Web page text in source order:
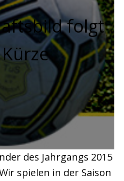
folgt
des Jahrgangs 2015
spielen in der Saison